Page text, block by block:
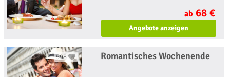
ab 68 €
Angebote anzeigen
598 Romantisches Wochenende